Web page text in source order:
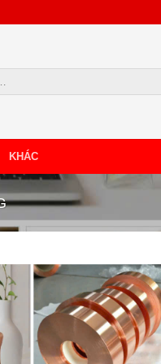
KHÁC